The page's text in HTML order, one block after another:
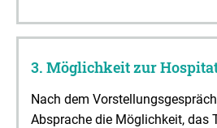
3. Möglichkeit zur
Nach dem
Absprache die Möglichkeit, das